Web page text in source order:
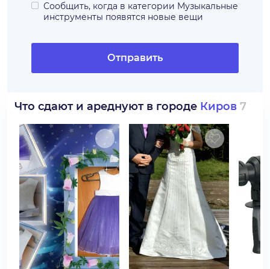
Сообщить, когда в категории Музыкальные
инструменты появятся новые вещи
Отправить
Что сдают и ареднуют в городе Киров 7